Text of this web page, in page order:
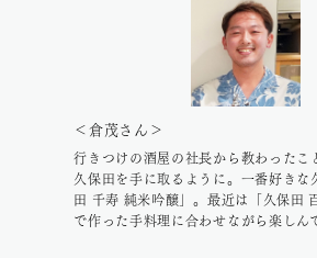
＜倉茂さん＞
行きつけの酒屋の社長から教わったこ
久保田を手に取るように。一番好きな
田 千寿 純米吟醸」。最近は「久保田
で作った手料理に合わせながら楽しん